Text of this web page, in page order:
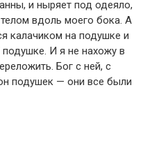
и ныряет под одеяло,
вдоль моего бока. А
калачиком на подушке и
И я не нахожу в
Бог с ней, с
подушек — они все были